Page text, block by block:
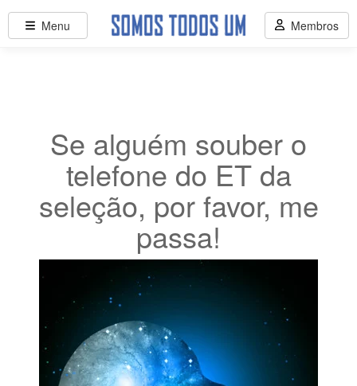
Se alguém souber o
telefone do ET da
seleção, por favor, me
passa!
Menu Membros